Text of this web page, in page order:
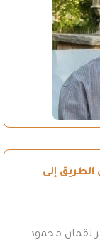
الطريق إلى
لقمان محمود